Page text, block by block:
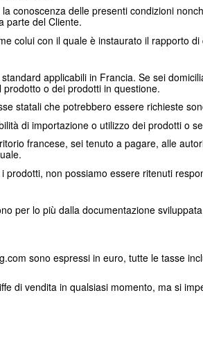
conoscenza delle presenti condizioni
parte del Cliente.
colui con il quale è instaurato il rapporto
applicabili in Francia. Se sei
o dei prodotti in questione.
statali che potrebbero essere richieste
di importazione o utilizzo dei prodotti o
francese, sei tenuto a pagare, alle
non possiamo essere ritenuti
per lo più dalla documentazione
sono espressi in euro, tutte le tasse
di vendita in qualsiasi momento, ma si